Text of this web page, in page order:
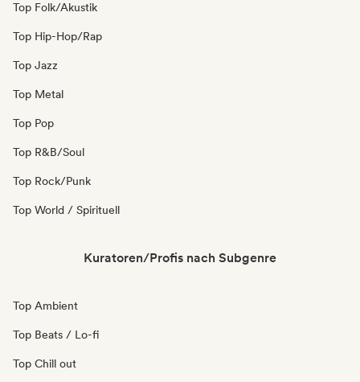
Top Folk/Akustik
Top Hip-Hop/Rap
Top Jazz
Top Metal
Top Pop
Top R&B/Soul
Top Rock/Punk
Top World / Spirituell
Kuratoren/Profis nach Subgenre
Top Ambient
Top Beats / Lo-fi
Top Chill out